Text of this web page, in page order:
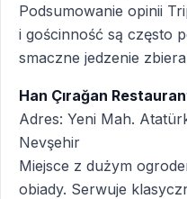
Podsumowanie opinii
i gościnność są często
smaczne jedzenie
Han Çırağan
Adres: Yeni Mah.
Nevşehir
Miejsce z dużym
obiady. Serwuje